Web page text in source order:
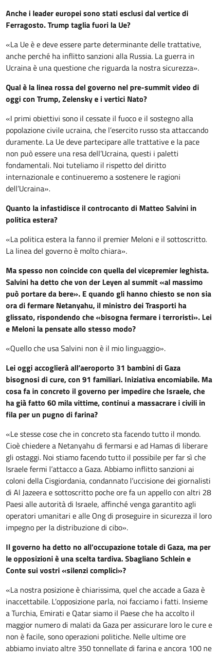
Anche i leader europei sono stati esclusi dal vertice di
Ferragosto. Trump taglia fuori la Ue?
«La Ue è e deve essere parte determinante delle trattative,
anche perché ha inflitto sanzioni alla Russia. La guerra in
Ucraina è una questione che riguarda la nostra sicurezza».
Qual è la linea rossa del governo nel pre-summit video di
oggi con Trump, Zelensky e i vertici Nato?
«I primi obiettivi sono il cessate il fuoco e il sostegno alla
popolazione civile ucraina, che l’esercito russo sta attaccando
duramente. La Ue deve partecipare alle trattative e la pace
non può essere una resa dell’Ucraina, questi i paletti
fondamentali. Noi tuteliamo il rispetto del diritto
internazionale e continueremo a sostenere le ragioni
dell’Ucraina».
Quanto la infastidisce il controcanto di Matteo Salvini in
politica estera?
«La politica estera la fanno il premier Meloni e il sottoscritto.
La linea del governo è molto chiara».
Ma spesso non coincide con quella del vicepremier leghista.
Salvini ha detto che von der Leyen al summit «al massimo
può portare da bere». E quando gli hanno chiesto se non sia
ora di fermare Netanyahu, il ministro dei Trasporti ha
glissato, rispondendo che «bisogna fermare i terroristi». Lei
e Meloni la pensate allo stesso modo?
«Quello che usa Salvini non è il mio linguaggio».
Lei oggi accoglierà all’aeroporto 31 bambini di Gaza
bisognosi di cure, con 91 familiari. Iniziativa encomiabile. Ma
cosa fa in concreto il governo per impedire che Israele, che
ha già fatto 60 mila vittime, continui a massacrare i civili in
fila per un pugno di farina?
«Le stesse cose che in concreto sta facendo tutto il mondo.
Cioè chiedere a Netanyahu di fermarsi e ad Hamas di liberare
gli ostaggi. Noi stiamo facendo tutto il possibile per far sì che
Israele fermi l’attacco a Gaza. Abbiamo inflitto sanzioni ai
coloni della Cisgiordania, condannato l’uccisione dei giornalisti
di Al Jazeera e sottoscritto poche ore fa un appello con altri 28
Paesi alle autorità di Israele, affinché venga garantito agli
operatori umanitari e alle Ong di proseguire in sicurezza il loro
impegno per la distribuzione di cibo».
Il governo ha detto no all’occupazione totale di Gaza, ma per
le opposizioni è una scelta tardiva. Sbagliano Schlein e
Conte sui vostri «silenzi complici»?
«La nostra posizione è chiarissima, quel che accade a Gaza è
inaccettabile. L’opposizione parla, noi facciamo i fatti. Insieme
a Turchia, Emirati e Qatar siamo il Paese che ha accolto il
maggior numero di malati da Gaza per assicurare loro le cure e
non è facile, sono operazioni politiche. Nelle ultime ore
abbiamo inviato altre 350 tonnellate di farina e ancora 100 ne